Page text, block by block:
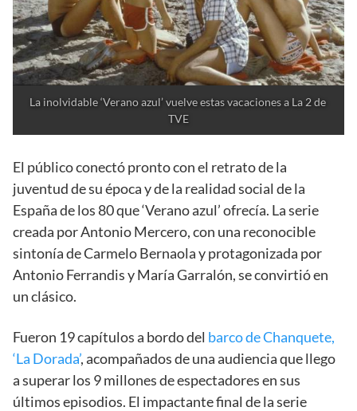
La inolvidable ‘Verano azul’ vuelve estas vacaciones a La 2 de
TVE
El público conectó pronto con el retrato de la
juventud de su época y de la realidad social de la
España de los 80 que ‘Verano azul’ ofrecía. La serie
creada por Antonio Mercero, con una reconocible
sintonía de Carmelo Bernaola y protagonizada por
Antonio Ferrandis y María Garralón, se convirtió en
un clásico.
Fueron 19 capítulos a bordo del barco de Chanquete,
‘La Dorada’, acompañados de una audiencia que llego
a superar los 9 millones de espectadores en sus
últimos episodios. El impactante final de la serie